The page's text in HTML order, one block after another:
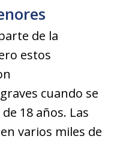
de la
estos
cuando se
18 años. Las
varios miles de